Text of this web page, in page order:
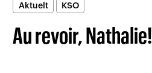
Aktuelt KSO
Au revoir, Nathalie!